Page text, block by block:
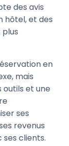
des avis
hôtel, et des
en
mais
outils et une
ses
revenus
clients.